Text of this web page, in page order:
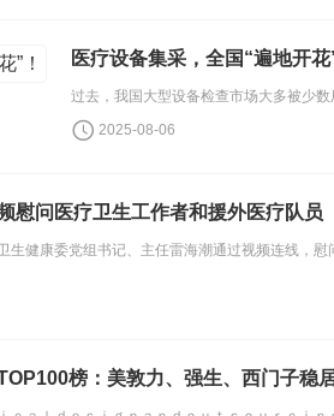
医疗设备集采，全国“遍地开花
2025-08-06
慰问医疗卫生工作者和援外医疗队员
榜：美敦力、强生、西门子稳